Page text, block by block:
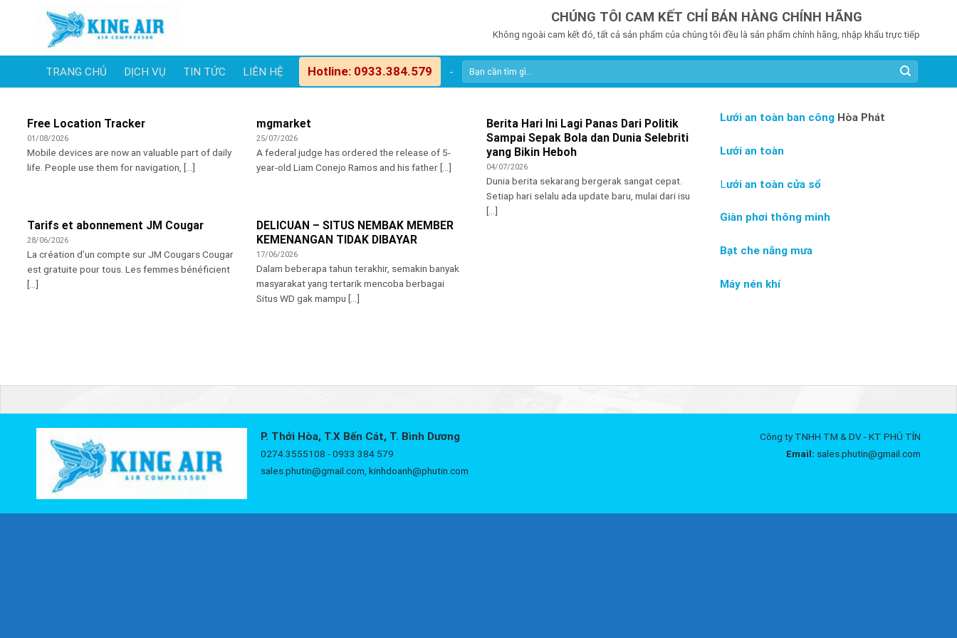
CHÚNG TÔI CAM KẾT CHỈ BÁN HÀNG CHÍNH HÃNG
Không ngoài cam kết đó, tất cả sản phẩm của chúng tôi đều là sản phẩm chính hãng, nhập khẩu trực tiếp
TRANG CHỦ DỊCH VỤ TIN TỨC LIÊN HỆ Hotline: 0933.384.579 -
Free Location Tracker
01/08/2026
Mobile devices are now an valuable part of daily
life. People use them for navigation, [...]
mgmarket
25/07/2026
A federal judge has ordered the release of 5-
year-old Liam Conejo Ramos and his father [...]
Berita Hari Ini Lagi Panas Dari Politik
Sampai Sepak Bola dan Dunia Selebriti
yang Bikin Heboh
04/07/2026
Dunia berita sekarang bergerak sangat cepat.
Setiap hari selalu ada update baru, mulai dari isu
[...]
Tarifs et abonnement JM Cougar
28/06/2026
La création d’un compte sur JM Cougars Cougar
est gratuite pour tous. Les femmes bénéficient
[...]
DELICUAN – SITUS NEMBAK MEMBER
KEMENANGAN TIDAK DIBAYAR
17/06/2026
Dalam beberapa tahun terakhir, semakin banyak
masyarakat yang tertarik mencoba berbagai
Situs WD gak mampu [...]
Lưới an toàn ban công Hòa Phát
Lưới an toàn
Lưới an toàn cửa sổ
Giàn phơi thông minh
Bạt che nắng mưa
Máy nén khí
P. Thới Hòa, T.X Bến Cát, T. Bình Dương
0274.3555108 - 0933 384 579
sales.phutin@gmail.com, kinhdoanh@phutin.com
Công ty TNHH TM & DV - KT PHÚ TÍN
Email: sales.phutin@gmail.com